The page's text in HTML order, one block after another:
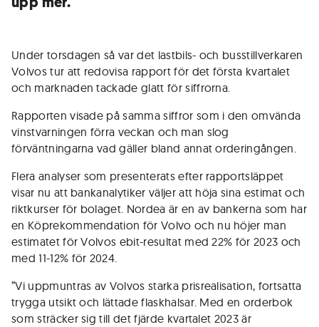
Under torsdagen så var det lastbils- och busstillverkaren
Volvos tur att redovisa rapport för det första kvartalet
och marknaden tackade glatt för siffrorna.
Rapporten visade på samma siffror som i den omvända
vinstvarningen förra veckan och man slog
förväntningarna vad gäller bland annat orderingången.
Flera analyser som presenterats efter rapportsläppet
visar nu att bankanalytiker väljer att höja sina estimat och
riktkurser för bolaget. Nordea är en av bankerna som har
en Köprekommendation för Volvo och nu höjer man
estimatet för Volvos ebit-resultat med 22% för 2023 och
med 11-12% för 2024.
”Vi uppmuntras av Volvos starka prisrealisation, fortsatta
trygga utsikt och lättade flaskhalsar. Med en orderbok
som sträcker sig till det fjärde kvartalet 2023 är